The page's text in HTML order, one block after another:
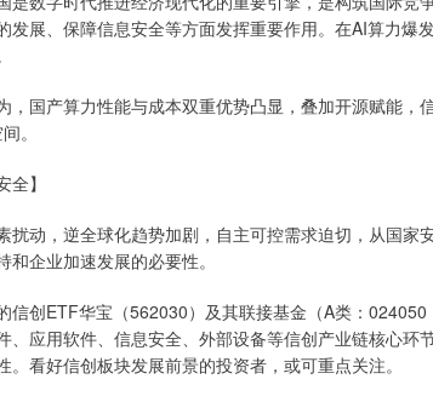
发展、保障信息安全等方面发挥重要作用。在AI算力爆
国产算力性能与成本双重优势凸显，叠加开源赋能，
。
】
动，逆全球化趋势加剧，自主可控需求迫切，从国家
企业加速发展的必要性。
创ETF华宝（562030）及其联接基金（A类：024050
、应用软件、信息安全、外部设备等信创产业链核心环
看好信创板块发展前景的投资者，或可重点关注。